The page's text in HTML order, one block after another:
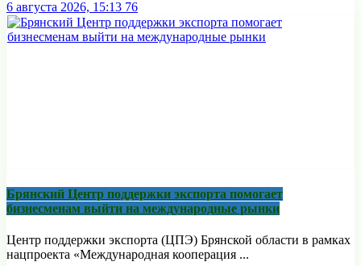
6 августа 2026, 15:13 76
Брянский Центр поддержки экспорта помогает
бизнесменам выйти на международные рынки
Центр поддержки экспорта (ЦПЭ) Брянской области в рамках
нацпроекта «Международная кооперация ...